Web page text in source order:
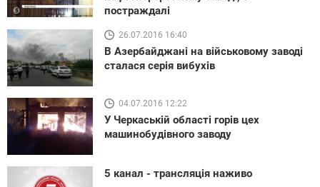
постраждалі
26.07.2016 16:40
В Азербайджані на військовому заводі
сталася серія вибухів
04.07.2016 12:22
У Черкаській області горів цех
машинобудівного заводу
5 канал - трансляція наживо